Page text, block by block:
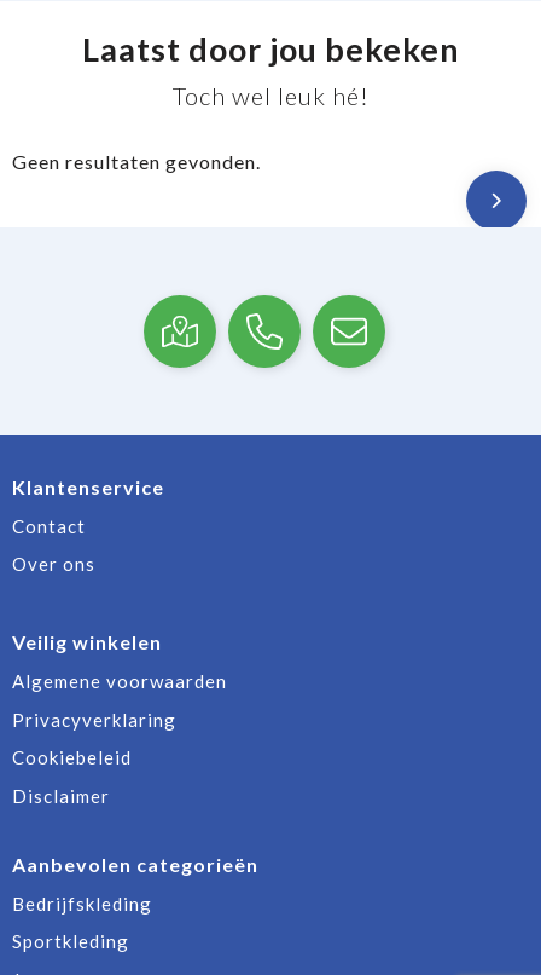
Laatst door jou bekeken
Toch wel leuk hé!
Geen resultaten gevonden.
Klantenservice
Contact
Over ons
Veilig winkelen
Algemene voorwaarden
Privacyverklaring
Cookiebeleid
Disclaimer
Aanbevolen categorieën
Bedrijfskleding
Sportkleding